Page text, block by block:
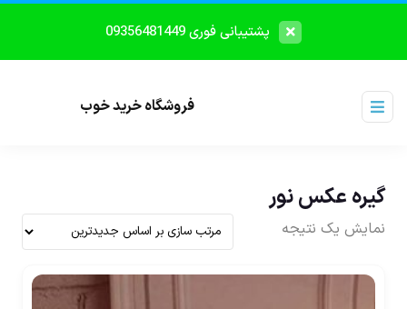
پشتیبانی فوری 09356481449
فروشگاه خرید خوب
گیره عکس نور
نمایش یک نتیجه